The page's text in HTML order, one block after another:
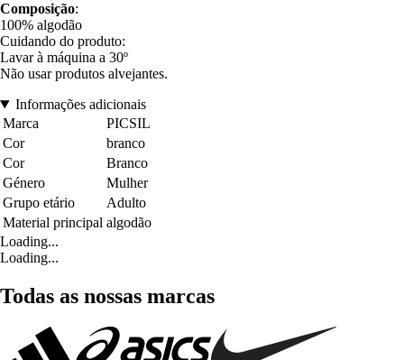
Composição:
100% algodão
Cuidando do produto:
Lavar à máquina a 30º
Não usar produtos alvejantes.
Informações adicionais
Marca
PICSIL
Cor
branco
Cor
Branco
Género
Mulher
Grupo etário
Adulto
Material principal algodão
Loading...
Loading...
Todas as nossas marcas